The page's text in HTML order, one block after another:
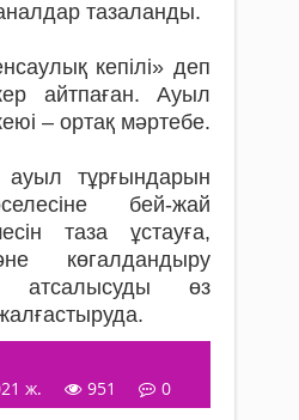
тазаланды.
кепілі» деп
айтпаған. Ауыл
– ортақ мәртебе.
тұрғындарын
бей-жай
таза ұстауға,
көгалдандыру
атсалысуды өз
ж.
951 0